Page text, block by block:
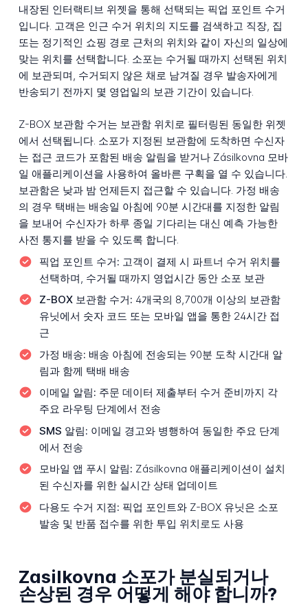
내장된 인터랙티브 위젯을 통해 선택되는 픽업 포인트 수거
입니다. 고객은 인근 수거 위치의 지도를 검색하고 직장, 집
또는 정기적인 쇼핑 경로 근처의 위치와 같이 자신의 일상에
맞는 위치를 선택합니다. 소포는 수거될 때까지 선택된 위치
에 보관되며, 수거되지 않은 채로 남겨질 경우 발송자에게
반송되기 전까지 몇 영업일의 보관 기간이 있습니다.
Z-BOX 보관함 수거는 보관함 위치로 필터링된 동일한 위젯
에서 선택됩니다. 소포가 지정된 보관함에 도착하면 수신자
는 접근 코드가 포함된 배송 알림을 받거나 Zásilkovna 모바
일 애플리케이션을 사용하여 올바른 구획을 열 수 있습니다.
보관함은 낮과 밤 언제든지 접근할 수 있습니다. 가정 배송
의 경우 택배는 배송일 아침에 90분 시간대를 지정한 알림
을 보내어 수신자가 하루 종일 기다리는 대신 예측 가능한
사전 통지를 받을 수 있도록 합니다.
픽업 포인트 수거: 고객이 결제 시 파트너 수거 위치를
선택하며, 수거될 때까지 영업시간 동안 소포 보관
Z-BOX 보관함 수거: 4개국의 8,700개 이상의 보관함
유닛에서 숫자 코드 또는 모바일 앱을 통한 24시간 접
근
가정 배송: 배송 아침에 전송되는 90분 도착 시간대 알
림과 함께 택배 배송
이메일 알림: 주문 데이터 제출부터 수거 준비까지 각
주요 라우팅 단계에서 전송
SMS 알림: 이메일 경고와 병행하여 동일한 주요 단계
에서 전송
모바일 앱 푸시 알림: Zásilkovna 애플리케이션이 설치
된 수신자를 위한 실시간 상태 업데이트
다용도 수거 지점: 픽업 포인트와 Z-BOX 유닛은 소포
발송 및 반품 접수를 위한 투입 위치로도 사용
Zasilkovna 소포가 분실되거나
손상된 경우 어떻게 해야 합니까?